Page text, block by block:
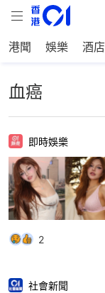
港聞 娛樂 酒
血癌
即時娛樂
2
社會新聞